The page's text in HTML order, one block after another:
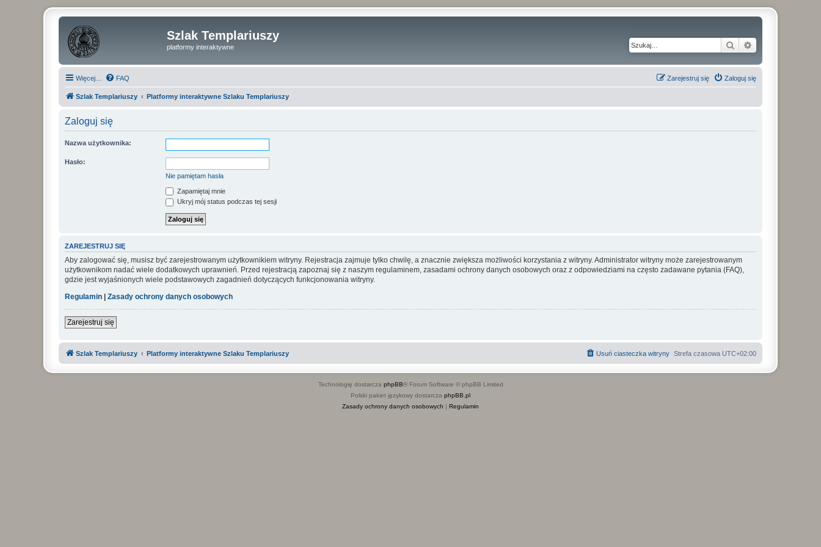
Szlak Templariuszy
platformy interaktywne Szukaj
Więcej… FAQ Zaloguj się
Zarejestruj się
Szlak Templariuszy Platformy interaktywne Szlaku Templariuszy
Zaloguj się
Nazwa użytkownika:
Hasło:
Nie pamiętam hasła
Zapamiętaj mnie
Ukryj mój status podczas tej sesji
ZAREJESTRUJ SIĘ
Aby zalogować się, musisz być zarejestrowanym użytkownikiem witryny. Rejestracja zajmuje tylko chwilę, a znacznie zwiększa możliwości korzystania z witryny. Administrator witryny może zarejestrowanym
użytkownikom nadać wiele dodatkowych uprawnień. Przed rejestracją zapoznaj się z naszym regulaminem, zasadami ochrony danych osobowych oraz z odpowiedziami na często zadawane pytania (FAQ),
gdzie jest wyjaśnionych wiele podstawowych zagadnień dotyczących funkcjonowania witryny.
Regulamin
Zasady ochrony danych osobowych
Zarejestruj się
Szlak Templariuszy Platformy interaktywne Szlaku Templariuszy Strefa czasowa UTC+02:00
Usuń ciasteczka witryny
Technologię dostarcza phpBB® Forum Software © phpBB Limited
Polski pakiet językowy dostarcza phpBB.pl
Zasady ochrony danych osobowych | Regulamin